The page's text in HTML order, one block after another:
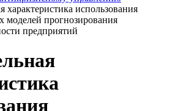
характеристика использования
моделей прогнозирования
предприятий